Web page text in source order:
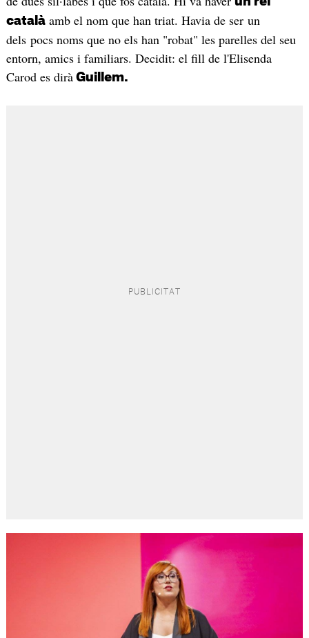
catalàamb el nom que han triat. Havia de ser un
dels pocs noms que no els han "robat" les parelles del seu
entorn, amics i familiars. Decidit: el fill de l'Elisenda
Carod es diràGuillem.